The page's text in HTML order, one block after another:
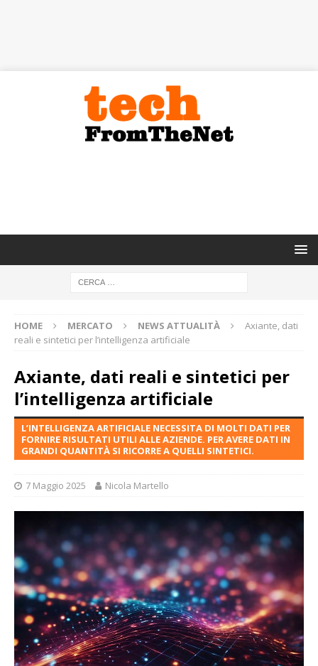
HOME MERCATO NEWS ATTUALITÀ
Axiante, dati
reali e sintetici per l’intelligenza artificiale
Axiante, dati reali e sintetici per
l’intelligenza artificiale
L’INTELLIGENZA ARTIFICIALE NECESSITA DI MOLTI DATI PER
FORNIRE RISULTATI UTILI ALLE AZIENDE. PER AVERE DATI IN
GRANDI QUANTITÀ SI RICORRE A QUELLI SINTETICI.
7 Maggio 2025 Nicola Martello